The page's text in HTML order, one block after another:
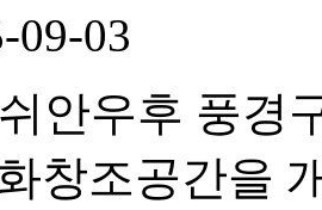
09-03
안우후 풍경
창조공간을